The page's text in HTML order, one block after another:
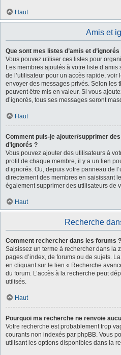
Haut
Amis et
Que sont mes listes d’amis et d’ignorés
Vous pouvez utiliser ces listes pour
Les membres ajoutés à votre liste
de l’utilisateur pour un accès rapide, voir
envoyer des messages privés. Selon les
peuvent être mis en valeur. Si vous
d’ignorés, tous ses messages seront
Haut
Comment puis-je ajouter/supprimer
d’ignorés ?
Vous pouvez ajouter des utilisateurs à
profil de chaque membre, il y a un lien
d’ignorés. Ou, depuis votre panneau de
directement des membres en saisissant
également supprimer des utilisateurs de
Haut
Recherche
Comment rechercher dans les forums ?
Saisissez un terme à rechercher dans la
pages d’index, de forums ou de sujets.
en cliquant sur le lien « Recherche
du forum. L’accès à la recherche peut
utilisés.
Haut
Pourquoi ma recherche ne renvoie
Votre recherche est probablement trop
courants non indexés par phpBB. Vous
utilisant les options disponibles dans la